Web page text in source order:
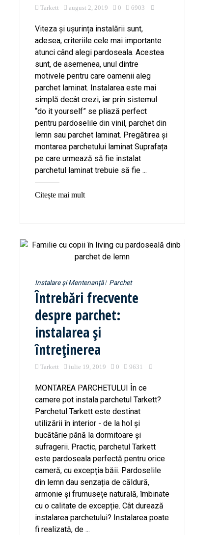
Tarkett august 2, 2019 0 6903
Viteza și ușurința instalării sunt,
adesea, criteriile cele mai importante
atunci când alegi pardoseala. Acestea
sunt, de asemenea, unul dintre
motivele pentru care oamenii aleg
parchet laminat. Instalarea este mai
simplă decât crezi, iar prin sistemul
“do it yourself” se pliază perfect
pentru pardoselile din vinil, parchet din
lemn sau parchet laminat. Pregătirea și
montarea parchetului laminat Suprafața
pe care urmează să fie instalat
parchetul laminat trebuie să fie ...
Citește mai mult
Instalare și Mentenanță Parchet
Întrebări frecvente
despre parchet:
instalarea și
întreținerea
Tarkett iulie 19, 2019 0 9631
MONTAREA PARCHETULUI În ce
camere pot instala parchetul Tarkett?
Parchetul Tarkett este destinat
utilizării în interior - de la hol și
bucătărie până la dormitoare și
sufragerii. Practic, parchetul Tarkett
este pardoseala perfectă pentru orice
cameră, cu excepția băii. Pardoselile
din lemn dau senzația de căldură,
armonie și frumusețe naturală, îmbinate
cu o calitate de excepție. Cât durează
instalarea parchetului? Instalarea poate
fi realizată, de ...